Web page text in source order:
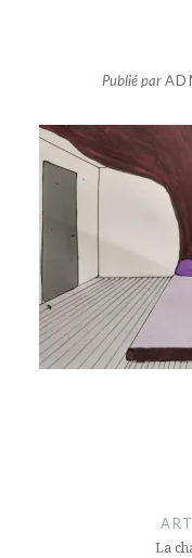
Publié par
La